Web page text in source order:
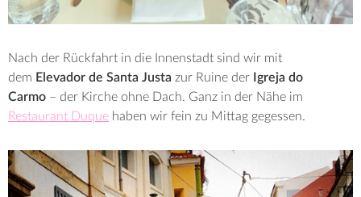
Nach der Rückfahrt in die Innenstadt sind wir mit
dem Elevador de Santa Justa zur Ruine der Igreja do
Carmo – der Kirche ohne Dach. Ganz in der Nähe im
Restaurant Duque haben wir fein zu Mittag gegessen.